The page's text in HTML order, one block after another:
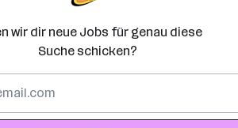
wir dir neue Jobs für genau diese
Suche schicken?